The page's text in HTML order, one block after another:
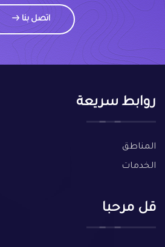
اتصل بنا
روابط سريعة
المناطق
الخدمات
قل مرحبا